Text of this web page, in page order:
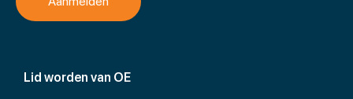
Lid worden van OE